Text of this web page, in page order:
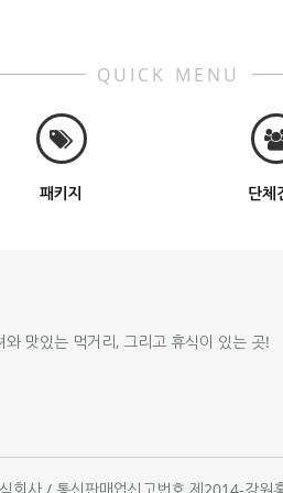
QUICK MENU
패키지 단체
맛있는 먹거리, 그리고 휴식이 있는 곳!